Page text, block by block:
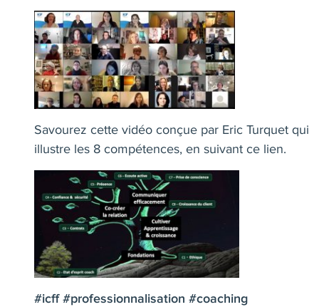
Savourez cette vidéo conçue par Eric Turquet qui
illustre les 8 compétences, en suivant ce lien.
#icff #professionnalisation #coaching